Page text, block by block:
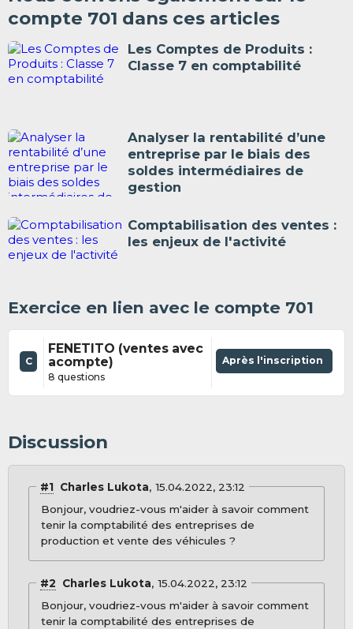
compte 701 dans ces articles
Les Comptes de Produits :
Classe 7 en comptabilité
Analyser la rentabilité d’une
entreprise par le biais des
soldes intermédiaires de
gestion
Comptabilisation des ventes :
les enjeux de l'activité
Exercice en lien avec le compte 701
C
FENETITO (ventes avec
acompte)
8 questions
Après l'inscription
Discussion
#1 Charles Lukota
15.04.2022, 23:12
Bonjour, voudriez-vous m'aider à savoir comment
tenir la comptabilité des entreprises de
production et vente des véhicules ?
#2 Charles Lukota
15.04.2022, 23:12
Bonjour, voudriez-vous m'aider à savoir comment
tenir la comptabilité des entreprises de